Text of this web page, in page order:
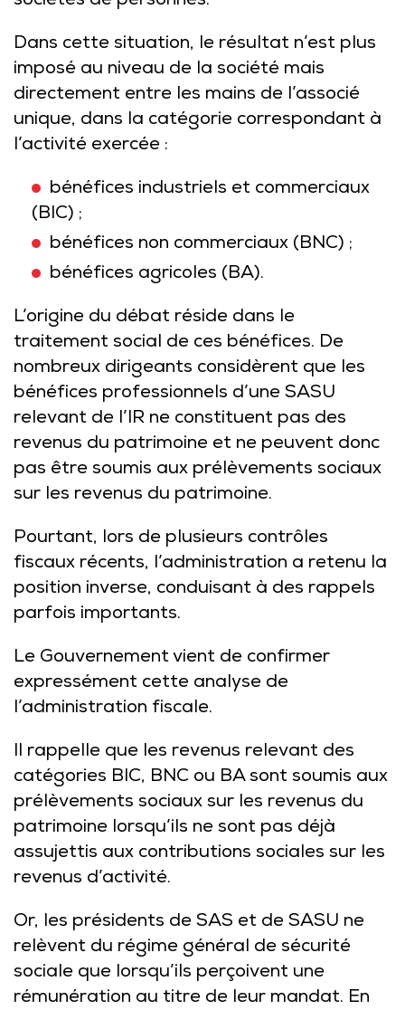
Dans cette situation, le résultat n’est plus
imposé au niveau de la société mais
directement entre les mains de l’associé
unique, dans la catégorie correspondant à
l’activité exercée :
bénéfices industriels et commerciaux
(BIC) ;
bénéfices non commerciaux (BNC) ;
bénéfices agricoles (BA).
L’origine du débat réside dans le
traitement social de ces bénéfices. De
nombreux dirigeants considèrent que les
bénéfices professionnels d’une SASU
relevant de l’IR ne constituent pas des
revenus du patrimoine et ne peuvent donc
pas être soumis aux prélèvements sociaux
sur les revenus du patrimoine.
Pourtant, lors de plusieurs contrôles
fiscaux récents, l’administration a retenu la
position inverse, conduisant à des rappels
parfois importants.
Le Gouvernement vient de confirmer
expressément cette analyse de
l’administration fiscale.
Il rappelle que les revenus relevant des
catégories BIC, BNC ou BA sont soumis aux
prélèvements sociaux sur les revenus du
patrimoine lorsqu’ils ne sont pas déjà
assujettis aux contributions sociales sur les
revenus d’activité.
Or, les présidents de SAS et de SASU ne
relèvent du régime général de sécurité
sociale que lorsqu’ils perçoivent une
rémunération au titre de leur mandat. En